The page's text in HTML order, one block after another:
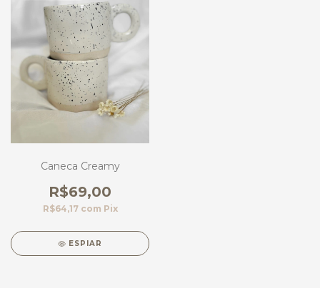
Caneca Creamy
R$69,00
R$64,17 com Pix
ESPIAR